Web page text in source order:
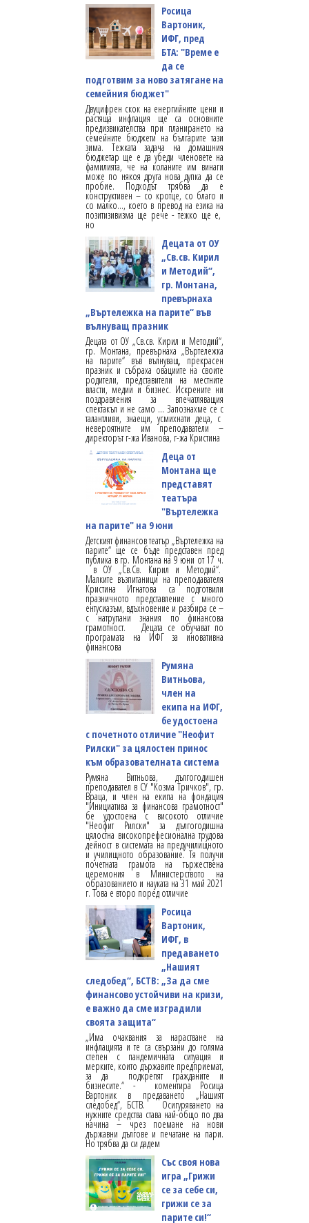
Росица
Вартоник,
ИФГ, пред
БТА: "Време е
да се
подготвим за ново затягане на
семейния бюджет"
Двуцифрен скок на енергийните цени и
растяща инфлация ще са основните
предизвикателства при планирането на
семейните бюджети на българите тази
зима. Тежката задача на домашния
бюджетар ще е да убеди членовете на
фамилията, че на коланите им винаги
може по някоя друга нова дупка да се
пробие. Подходът трябва да е
конструктивен – со кротце, со благо и
со малко…, което в превод на езика на
позитизивизма ще рече - тежко ще е,
но
Децата от ОУ
„Св.св. Кирил
и Методий“,
гр. Монтана,
превърнаха
„Въртележка на парите“ във
вълнуващ празник
Децата от ОУ „Св.св. Кирил и Методий“,
гр. Монтана, превърнаха „Въртележка
на парите“ във вълнуващ, прекрасен
празник и събраха овациите на своите
родители, представители на местните
власти, медии и бизнес. Искрените ни
поздравления за впечатляващия
спектакъл и не само … Запознахме се с
талантливи, знаещи, усмихнати деца, с
невероятните им преподаватели –
директорът г-жа Иванова, г-жа Кристина
Деца от
Монтана ще
представят
театъра
"Въртележка
на парите" на 9 юни
Детският финансов театър „Въртележка на
парите“ ще се бъде представен пред
публика в гр. Монтана на 9 юни от 17 ч.
в ОУ „Св.Св. Кирил и Методий“.
Малките възпитаници на преподавателя
Кристина Игнатова са подготвили
празничното представление с много
ентусиазъм, вдъхновение и разбира се –
с натрупани знания по финансова
грамотност. Децата се обучават по
програмата на ИФГ за иновативна
финансова
Румяна
Витньова,
член на
екипа на ИФГ,
бе удостоена
с почетното отличие "Неофит
Рилски" за цялостен принос
към образователната система
Румяна Витньова, дългогодишен
преподавател в СУ "Козма Тричков", гр.
Враца, и член на екипа на фондация
"Инициатива за финансова грамотност"
бе удостоена с високото отличие
"Неофит Рилски" за дългогодишна
цялостна високопрефесионална трудова
дейност в системата на предучилищното
и училищното образование. Тя получи
почетната грамота на тържествена
церемония в Министерството на
образованието и науката на 31 май 2021
г. Това е второ поред отличие
Росица
Вартоник,
ИФГ, в
предаването
„Нашият
следобед“, БСТВ: „За да сме
финансово устойчиви на кризи,
е важно да сме изградили
своята защита“
„Има очаквания за нарастване на
инфлацията и те са свързани до голяма
степен с пандемичната ситуация и
мерките, които държавите предприемат,
за да подкрепят гражданите и
бизнесите.“ - коментира Росица
Вартоник в предаването „Нашият
следобед“, БСТВ. Осигуряването на
нужните средства става най-общо по два
начина – чрез поемане на нови
държавни дългове и печатане на пари.
Но трябва да си дадем
Със своя нова
игра „Грижи
се за себе си,
грижи се за
парите си!“